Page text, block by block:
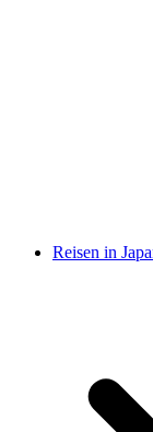
Reisen in